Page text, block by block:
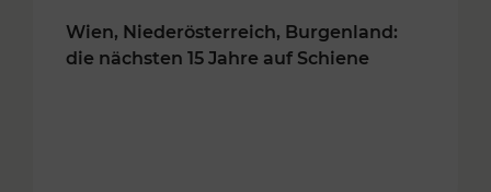
Wien, Niederösterreich, Burgenland:
die nächsten 15 Jahre auf Schiene